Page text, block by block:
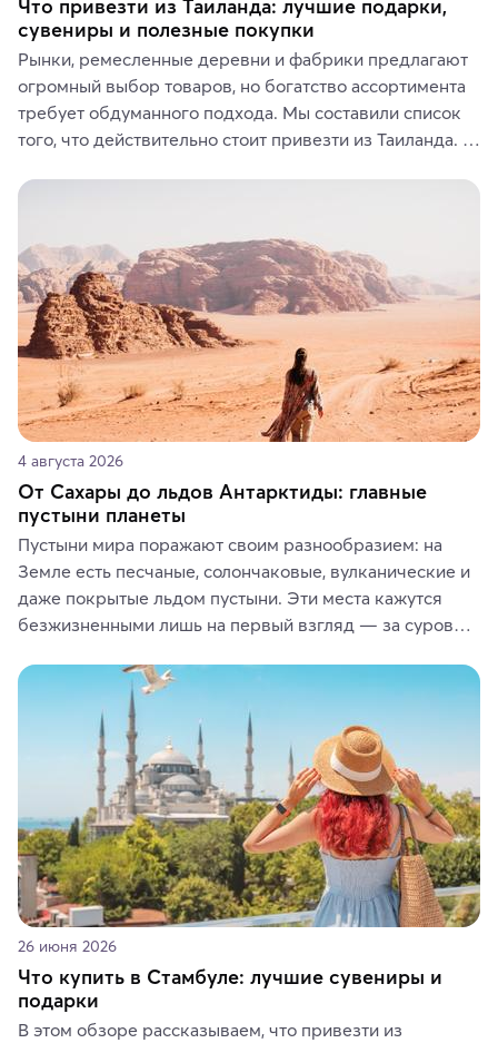
Что привезти из Таиланда: лучшие подарки,
сувениры и полезные покупки
Рынки, ремесленные деревни и фабрики предлагают
огромный выбор товаров, но богатство ассортимента
требует обдуманного подхода. Мы составили список
того, что действительно стоит привезти из Таиланда.
средства, одежду, украшения, предметы интерьера
где их купить.
4 августа 2026
От Сахары до льдов Антарктиды: главные
пустыни планеты
Пустыни мира поражают своим разнообразием: на
Земле есть песчаные, солончаковые, вулканические и
даже покрытые льдом пустыни. Эти места кажутся
безжизненными лишь на первый взгляд — за суровой
животные и маршруты, которые дарят одни из самых
ярких впечатлений от путешествий.
26 июня 2026
Что купить в Стамбуле: лучшие сувениры и
подарки
В этом обзоре рассказываем, что привезти из